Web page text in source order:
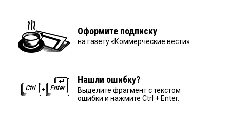
Оформите подписку
на газету «Коммерческие вести»
Нашли ошибку?
Выделите фрагмент с текстом
ошибки и нажмите Ctrl + Enter.